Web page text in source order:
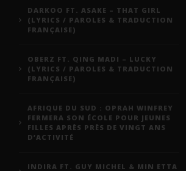
DARKOO FT. ASAKE – THAT GIRL
(LYRICS / PAROLES & TRADUCTION
FRANÇAISE)
OBERZ FT. QING MADI – LUCKY
(LYRICS / PAROLES & TRADUCTION
FRANÇAISE)
AFRIQUE DU SUD : OPRAH WINFREY
FERMERA SON ÉCOLE POUR JEUNES
FILLES APRÈS PRÈS DE VINGT ANS
D’ACTIVITÉ
INDIRA FT. GUY MICHEL & MIN ETTA